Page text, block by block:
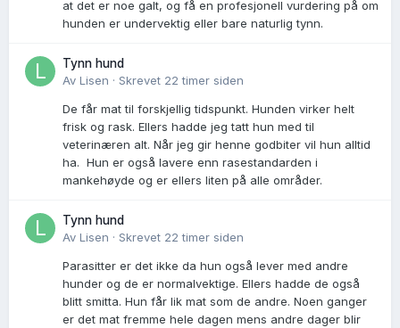
at det er noe galt, og få en profesjonell vurdering på om
hunden er undervektig eller bare naturlig tynn.
Tynn hund
Av Lisen · Skrevet 22 timer siden
De får mat til forskjellig tidspunkt. Hunden virker helt
frisk og rask. Ellers hadde jeg tatt hun med til
veterinæren alt. Når jeg gir henne godbiter vil hun alltid
ha. Hun er også lavere enn rasestandarden i
mankehøyde og er ellers liten på alle områder.
Tynn hund
Av Lisen · Skrevet 22 timer siden
Parasitter er det ikke da hun også lever med andre
hunder og de er normalvektige. Ellers hadde de også
blitt smitta. Hun får lik mat som de andre. Noen ganger
er det mat fremme hele dagen mens andre dager blir